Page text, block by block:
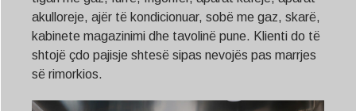
akulloreje, ajër të kondicionuar, sobë me gaz, skarë,
kabinete magazinimi dhe tavolinë pune. Klienti do të
shtojë çdo pajisje shtesë sipas nevojës pas marrjes
së rimorkios.